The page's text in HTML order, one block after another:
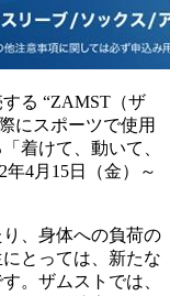
る “ZAMST（ザ
にスポーツで使用
着けて、動いて、
4月15日（金）～
、身体への負荷の
とっては、新たな
。ザムストでは、